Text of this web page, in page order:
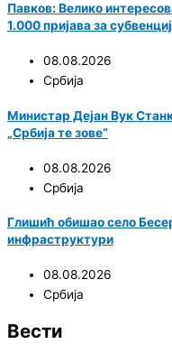
Павков: Велико
1.000 пријава за
08.08.2026
Србија
Министар Дејан Вук
„Србија те зове“
08.08.2026
Србија
Глишић обишао село
инфраструктури
08.08.2026
Србија
Вести